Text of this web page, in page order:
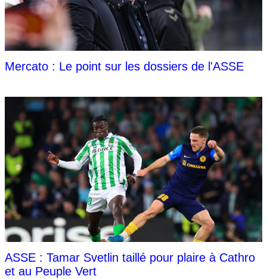
Mercato : Le point sur les dossiers de l'ASSE
ASSE : Tamar Svetlin taillé pour plaire à Cathro
et au Peuple Vert